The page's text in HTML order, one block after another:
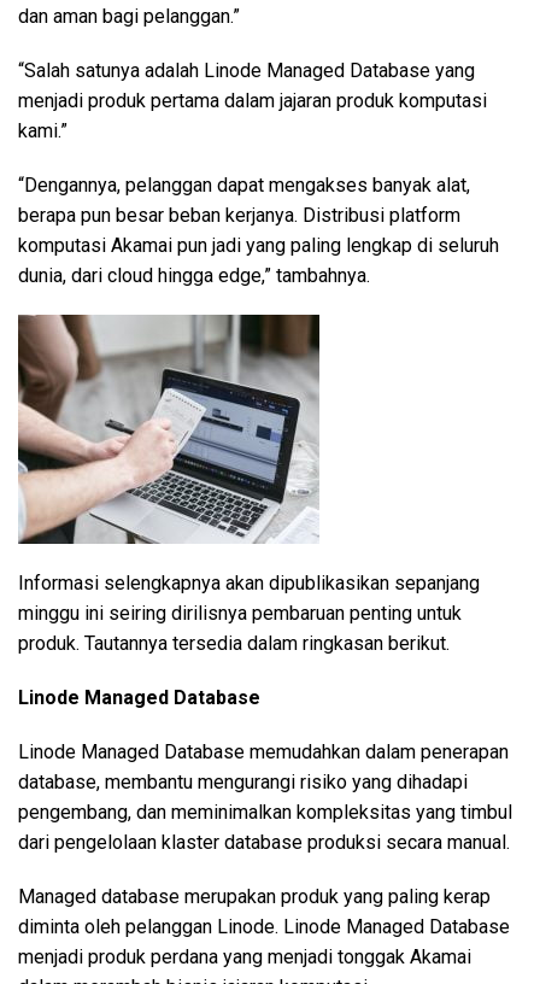
dan aman bagi pelanggan.”
“Salah satunya adalah Linode Managed Database yang
menjadi produk pertama dalam jajaran produk komputasi
kami.”
“Dengannya, pelanggan dapat mengakses banyak alat,
berapa pun besar beban kerjanya. Distribusi platform
komputasi Akamai pun jadi yang paling lengkap di seluruh
dunia, dari cloud hingga edge,” tambahnya.
Informasi selengkapnya akan dipublikasikan sepanjang
minggu ini seiring dirilisnya pembaruan penting untuk
produk. Tautannya tersedia dalam ringkasan berikut.
Linode Managed Database
Linode Managed Database memudahkan dalam penerapan
database, membantu mengurangi risiko yang dihadapi
pengembang, dan meminimalkan kompleksitas yang timbul
dari pengelolaan klaster database produksi secara manual.
Managed database merupakan produk yang paling kerap
diminta oleh pelanggan Linode. Linode Managed Database
menjadi produk perdana yang menjadi tonggak Akamai